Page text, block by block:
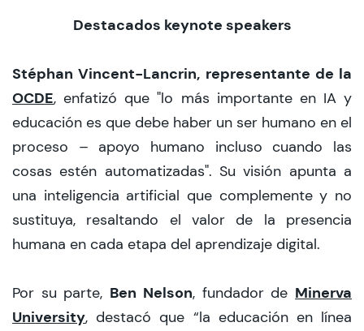
Destacados keynote speakers
Stéphan Vincent-Lancrin, representante de la
OCDE, enfatizó que "lo más importante en IA y
educación es que debe haber un ser humano en el
proceso – apoyo humano incluso cuando las
cosas estén automatizadas". Su visión apunta a
una inteligencia artificial que complemente y no
sustituya, resaltando el valor de la presencia
humana en cada etapa del aprendizaje digital.
Por su parte, Ben Nelson, fundador de Minerva
University, destacó que “la educación en línea